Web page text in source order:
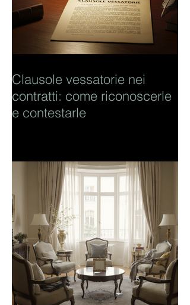
Clausole vessatorie nei
contratti: come riconoscerle
e contestarle